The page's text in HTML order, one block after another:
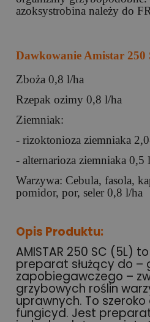
azoksystrobina należy do
Dawkowanie Amistar 250
Zboża 0,8 l/ha
Rzepak ozimy 0,8 l/ha
Ziemniak:
- rizoktonioza ziemniaka
- alternarioza ziemniaka 0,5
Warzywa: Cebula, fasola,
pomidor, por, seler 0,8 l/ha
Opis Produktu:
AMISTAR 250 SC (5L)
preparat służący do –
zapobiegawczego –
grzybowych roślin
uprawnych. To
fungicyd. Jest